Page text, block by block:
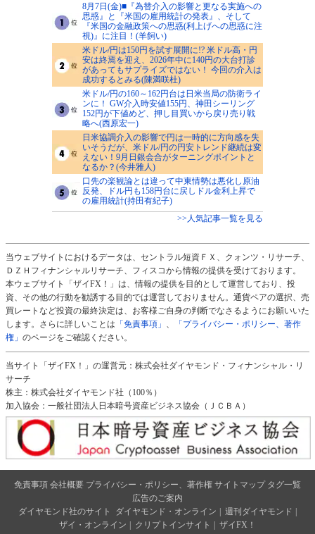
8月7日(金)■『為替介入の影響と更なる実施への
思惑』と『米国の雇用統計の発表』、そして
『米国の金融政策への思惑(利上げへの思惑に注
視)』に注目！(羊飼い)
米ドル/円は150円を試す展開に!? 米ドル高・円
安は終焉を迎え、2026年中に140円の大台打診
があってもサプライズではない！ 今回の介入は
成功するとみる(陳満咲杜)
米ドル/円の160～162円台は日米当局の防衛ライ
ンに！ GW介入時安値155円、神田シーリング
152円が下値めど、押し目買いから戻り売り戦
略へ(西原宏一)
日米協調介入の影響で円は一時的に方向感を失
いそうだが、米ドル/円の円安トレンド継続は変
えない！9月日銀会合がターニングポイントと
なるか？(今井雅人)
口先の楽観論とは違って中東情勢は悪化し原油
反発、ドル円も158円台に戻しドル金利上昇で
の雇用統計(持田有紀子)
>>人気記事一覧を見る
当ウェブサイトにおけるデータは、セントラル短資ＦＸ、クォンツ・リサーチ、
ＤＺＨフィナンシャルリサーチ、フィスコから情報の提供を受けております。
本ウェブサイト「ザイFX！」は、情報の提供を目的として運営しており、投
資、その他の行動を勧誘する目的では運営しておりません。通貨ペアの選択、売
買レートなど投資の最終決定は、お客様ご自身の判断でなさるようにお願いいた
します。さらに詳しいことは 「免責事項」
「プライバシー・ポリシー、著作
権」 のページをご確認ください。
当サイト「ザイFX！」の運営元：株式会社ダイヤモンド・フィナンシャル・リ
サーチ
株主：株式会社ダイヤモンド社（100％）
加入協会：一般社団法人日本暗号資産ビジネス協会（ＪＣＢＡ）
免責事項 会社概要 プライバシー・ポリシー、著作権 サイトマップ タグ一覧
広告のご案内
ダイヤモンド社のサイト
ダイヤモンド・オンライン 週刊ダイヤモンド
ザイ・オンライン
クリプトインサイト
ザイFX！